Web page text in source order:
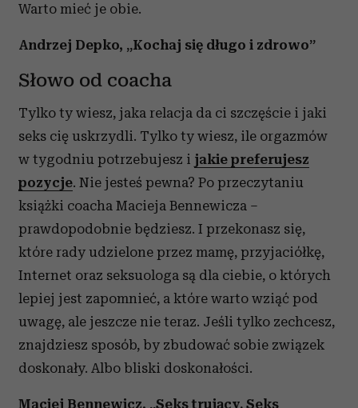
Warto mieć je obie.
Andrzej Depko, „Kochaj się długo i zdrowo”
Słowo od coacha
Tylko ty wiesz, jaka relacja da ci szczęście i jaki
seks cię uskrzydli. Tylko ty wiesz, ile orgazmów
w tygodniu potrzebujesz i jakie preferujesz
pozycje. Nie jesteś pewna? Po przeczytaniu
książki coacha Macieja Bennewicza –
prawdopodobnie będziesz. I przekonasz się,
które rady udzielone przez mamę, przyjaciółkę,
Internet oraz seksuologa są dla ciebie, o których
lepiej jest zapomnieć, a które warto wziąć pod
uwagę, ale jeszcze nie teraz. Jeśli tylko zechcesz,
znajdziesz sposób, by zbudować sobie związek
doskonały. Albo bliski doskonałości.
Maciej Bennewicz, „Seks trujący. Seks